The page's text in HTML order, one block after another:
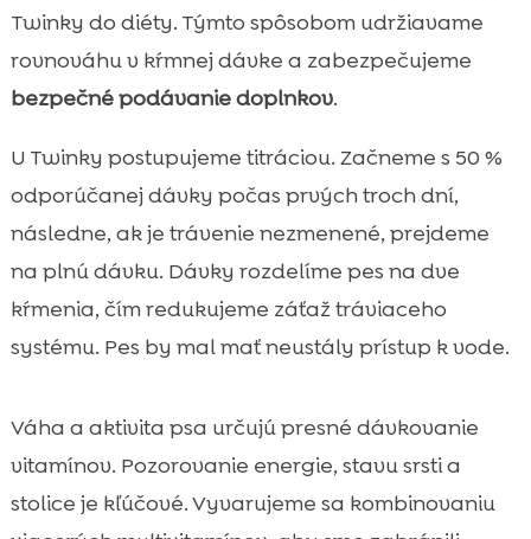
Twinky do diéty. Týmto spôsobom udržiavame
rovnováhu v kŕmnej dávke a zabezpečujeme
bezpečné podávanie doplnkov.
U Twinky postupujeme titráciou. Začneme s 50 %
odporúčanej dávky počas prvých troch dní,
následne, ak je trávenie nezmenené, prejdeme
na plnú dávku. Dávky rozdelíme pes na dve
kŕmenia, čím redukujeme záťaž tráviaceho
systému. Pes by mal mať neustály prístup k vode.
Váha a aktivita psa určujú presné dávkovanie
vitamínov. Pozorovanie energie, stavu srsti a
stolice je kľúčové. Vyvarujeme sa kombinovaniu